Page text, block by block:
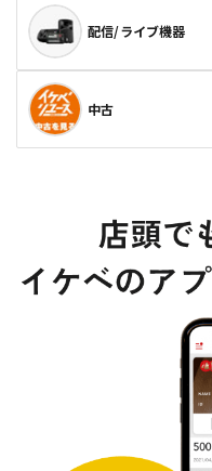
配信/ライブ機器
中古